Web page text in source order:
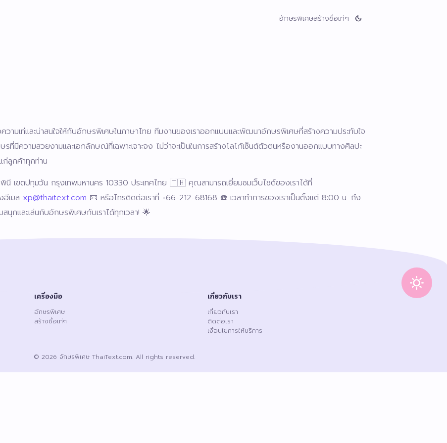
อักษรพิเศษสร้างชื่อเท่ๆ dark_mode
วามเท่และน่าสนใจให้กับอักษรพิเศษในภาษาไทย ทีมงานของเราออกแบบและพัฒนาอักษรพิเศษที่สร้างความประทับใจ
มีความสวยงามและเอกลักษณ์ที่เฉพาะเจาะจง ไม่ว่าจะเป็นในการสร้างโลโก้เซ็นต์ตัวตนหรืองานออกแบบทางศิลปะ
ก่ลูกค้าทุกท่าน
เขตปทุมวัน กรุงเทพมหานคร 10330 ประเทศไทย 🇹🇭 คุณสามารถเยี่ยมชมเว็บไซต์ของเราได้ที่
อีเมล xp@thaitext.com 📧 หรือโทรติดต่อเราที่ +66-212-68168 ☎️ เวลาทำการของเราเป็นตั้งแต่ 8:00 น. ถึง
กและเล่นกับอักษรพิเศษกับเราได้ทุกเวลา! 🌟
sunny
เครื่องมือ
อักษรพิเศษ
สร้างชื่อเท่ๆ
เกี่ยวกับเรา
เกี่ยวกับเรา
ติดต่อเรา
เงื่อนไขการให้บริการ
© 2026 อักษรพิเศษ ThaiText.com. All rights reserved.